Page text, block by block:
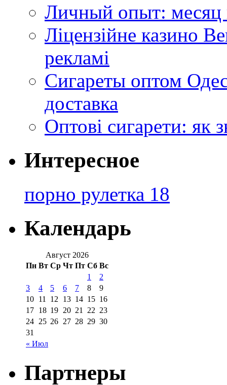
Личный опыт: месяц
Ліцензійне казино
рекламі
Сигареты оптом
доставка
Оптові сигарети: як
Интересное
порно рулетка 18
Календарь
Август 2026
Пн Вт Ср Чт Пт Сб Вс
« Июл
1
2
3
4 5 6 7 8
9
10 11 12 13 14 15 16
17 18 19 20 21 22 23
24 25 26 27 28 29 30
31
Партнеры